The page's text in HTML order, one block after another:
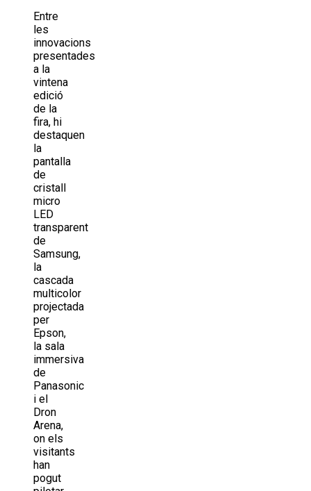
Entre
les
innovacions
presentades
a la
vintena
edició
de la
fira, hi
destaquen
la
pantalla
de
cristall
micro
LED
transparent
de
Samsung,
la
cascada
multicolor
projectada
per
Epson,
la sala
immersiva
de
Panasonic
i el
Dron
Arena,
on els
visitants
han
pogut